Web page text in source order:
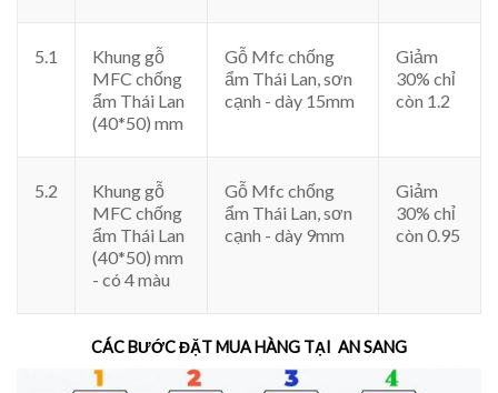
5.1
Khung gỗ
MFC chống
ẩm Thái Lan
(40*50) mm
Gỗ Mfc chống
ẩm Thái Lan, sơn
cạnh - dày 15mm
Giảm
30% chỉ
còn 1.2
5.2
Khung gỗ
MFC chống
ẩm Thái Lan
(40*50) mm
- có 4 màu
Gỗ Mfc chống
ẩm Thái Lan, sơn
cạnh - dày 9mm
Giảm
30% chỉ
còn 0.95
CÁC BƯỚC ĐẶT MUA HÀNG TẠI AN SANG